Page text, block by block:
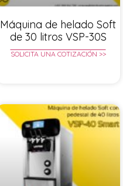
Máquina de helado Soft
de 30 litros VSP-30S
SOLICITA UNA COTIZACIÓN >>